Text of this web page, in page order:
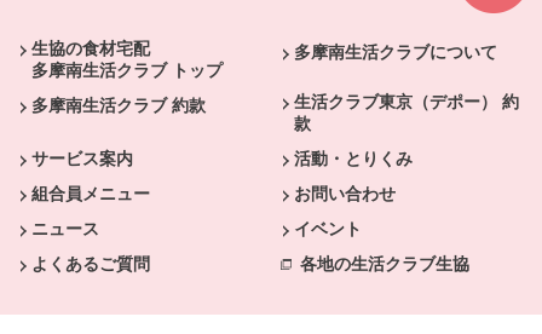
生協の食材宅配
多摩南生活クラブ トップ
多摩南生活クラブについて
多摩南生活クラブ 約款
生活クラブ東京（デポー） 約
款
サービス案内
活動・とりくみ
組合員メニュー
お問い合わせ
ニュース
イベント
よくあるご質問
各地の生活クラブ生協